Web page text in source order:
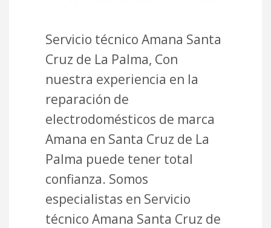
Servicio técnico Amana Santa
Cruz de La Palma, Con
nuestra experiencia en la
reparación de
electrodomésticos de marca
Amana en Santa Cruz de La
Palma puede tener total
confianza. Somos
especialistas en Servicio
técnico Amana Santa Cruz de